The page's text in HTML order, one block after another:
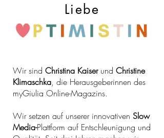
Liebe
Wir sind Christina Kaiserund Christine
Klimaschka, die Herausgeberinnen des
myGiulia Online-Magazins.
Wir setzen auf unserer innovativen Slow
Media-Plattform auf Entschleunigung und